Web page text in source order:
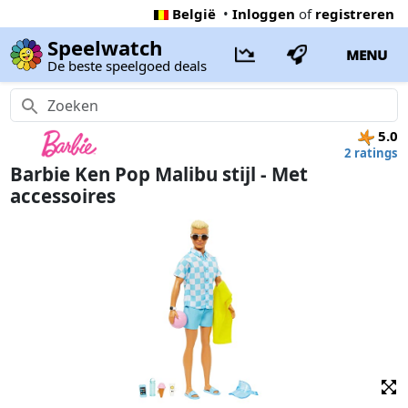
België • Inloggen of registreren
Speelwatch
De beste speelgoed deals
MENU
5.0
2 ratings
Barbie Ken Pop Malibu stijl - Met
accessoires